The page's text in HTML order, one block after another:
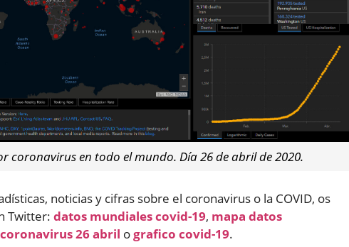
coronavirus en todo el mundo. Día 26 de abril de 2020.
noticias y cifras sobre el coronavirus o la COVID, os
Twitter: datos mundiales covid-19, mapa datos
coronavirus 26 abril ografico covid-19.